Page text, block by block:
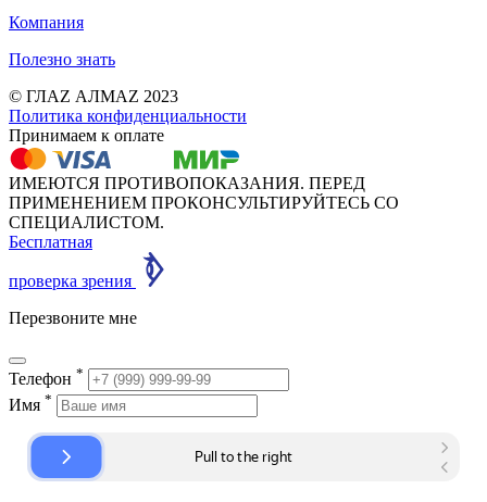
Компания
Полезно знать
© ГЛАZ АЛМАZ 2023
Политика конфиденциальности
Принимаем к оплате
ИМЕЮТСЯ ПРОТИВОПОКАЗАНИЯ. ПЕРЕД
ПРИМЕНЕНИЕМ ПРОКОНСУЛЬТИРУЙТЕСЬ СО
СПЕЦИАЛИСТОМ.
Бесплатная
проверка зрения
Перезвоните мне
Телефон *
Имя *